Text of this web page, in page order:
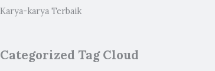
Karya-karya Terbaik
Categorized Tag Cloud